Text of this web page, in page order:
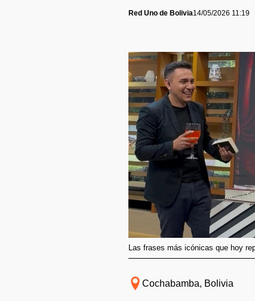
Red Uno de Bolivia14/05/2026 11:19
Las frases más icónicas que hoy
Cochabamba, Bolivia